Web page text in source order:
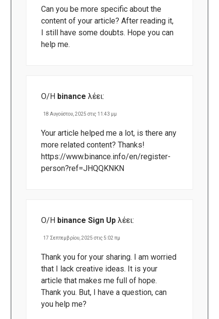
Can you be more specific about the
content of your article? After reading it,
I still have some doubts. Hope you can
help me.
Ο/Η binance λέει:
18 Αυγούστου, 2025 στις 11:43 μμ
Your article helped me a lot, is there any
more related content? Thanks!
https://www.binance.info/en/register-
person?ref=JHQQKNKN
Ο/Η binance Sign Up λέει:
17 Σεπτεμβρίου, 2025 στις 5:02 πμ
Thank you for your sharing. I am worried
that I lack creative ideas. It is your
article that makes me full of hope.
Thank you. But, I have a question, can
you help me?